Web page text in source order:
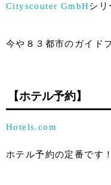
Cityscouter GmbHシリ
今や８３都市のガイド
【ホテル予約】
Hotels.com
ホテル予約の定番です！